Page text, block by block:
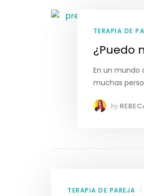
TERAPIA DE
¿Puedo
En un mundo
muchas
by
TERAPIA DE PAREJA /